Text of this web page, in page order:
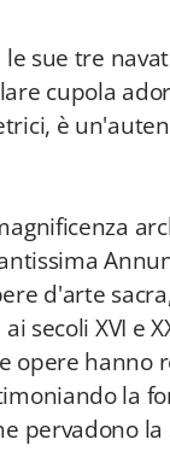
le sue tre
cupola
è
d'arte
secoli XVI e
opere hanno
la
pervadono la